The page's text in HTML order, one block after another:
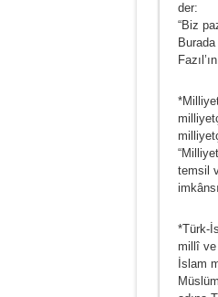
der:
“Biz
temsil
*Türk-
millî ve
İslam